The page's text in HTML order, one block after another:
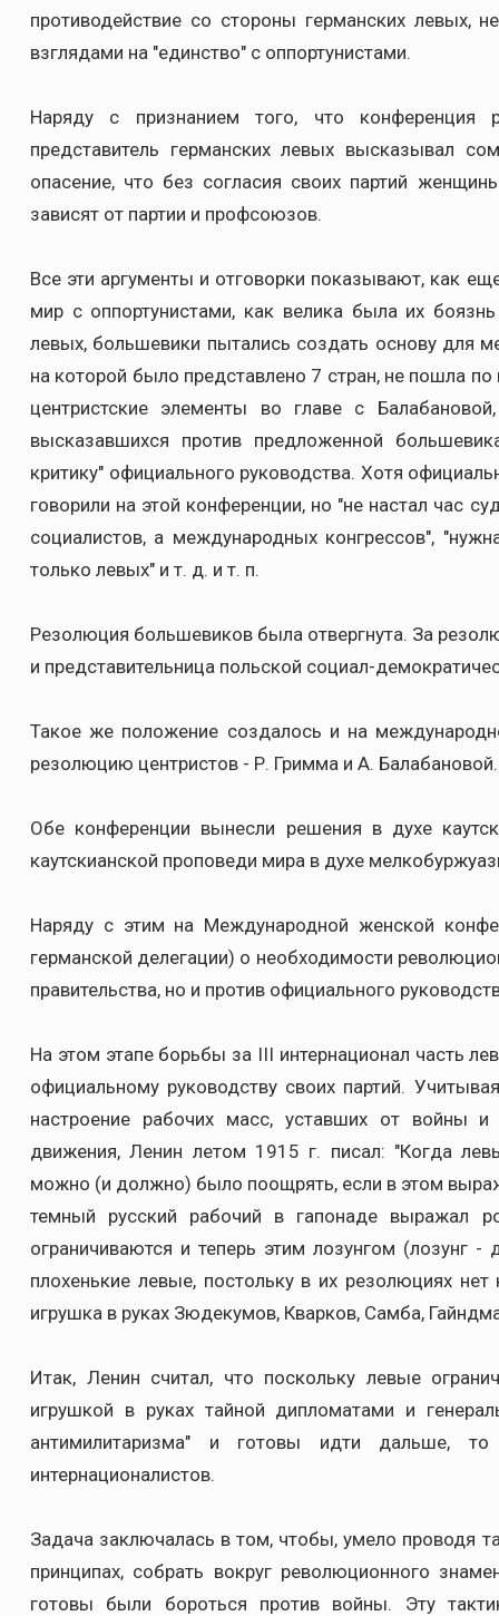
противодействие со стороны германских левых,
взглядами на "единство" с оппортунистами.
Наряду с признанием того, что конференция
представитель германских левых высказывал
опасение, что без согласия своих партий
зависят от партии и профсоюзов.
Все эти аргументы и отговорки показывают, как
мир с оппортунистами, как велика была их
левых, большевики пытались создать основу для
на которой было представлено 7 стран, не пошла
центристские элементы во главе с
высказавшихся против предложенной
критику" официального руководства. Хотя
говорили на этой конференции, но "не настал час
социалистов, а международных конгрессов",
только левых" и т. д. и т. п.
Резолюция большевиков была отвергнута. За
и представительница польской социал-
Такое же положение создалось и на
резолюцию центристов - Р. Гримма и А. Балабановой.
Обе конференции вынесли решения в духе
каутскианской проповеди мира в духе
Наряду с этим на Международной женской
германской делегации) о необходимости
правительства, но и против официального
На этом этапе борьбы за III интернационал часть
официальному руководству своих партий.
настроение рабочих масс, уставших от войны
движения, Ленин летом 1915 г. писал: "Когда
можно (и должно) было поощрять, если в этом
темный русский рабочий в гапонаде выражал
ограничиваются и теперь этим лозунгом (лозунг
плохенькие левые, постольку в их резолюциях
игрушка в руках Зюдекумов, Кварков, Самба,
Итак, Ленин считал, что поскольку левые
игрушкой в руках тайной дипломатами и
антимилитаризма" и готовы идти дальше,
интернационалистов.
Задача заключалась в том, чтобы, умело проводя
принципах, собрать вокруг революционного
готовы были бороться против войны. Эту